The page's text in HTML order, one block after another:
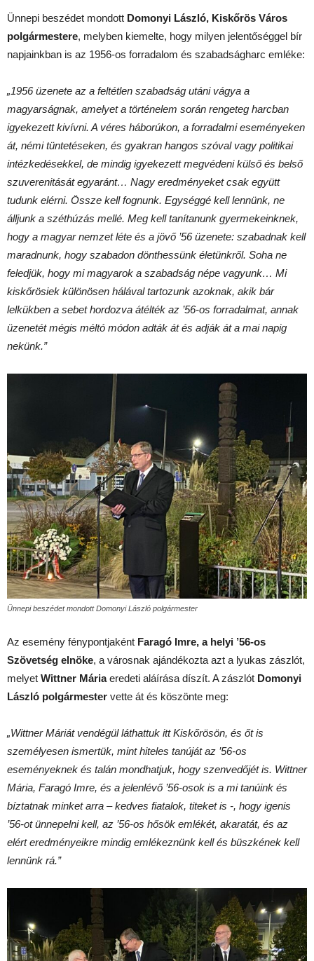
Ünnepi beszédet mondott Domonyi László, Kiskőrös Város
polgármestere, melyben kiemelte, hogy milyen jelentőséggel bír
napjainkban is az 1956-os forradalom és szabadságharc emléke:
„1956 üzenete az a feltétlen szabadság utáni vágya a
magyarságnak, amelyet a történelem során rengeteg harcban
igyekezett kivívni. A véres háborúkon, a forradalmi eseményeken
át, némi tüntetéseken, és gyakran hangos szóval vagy politikai
intézkedésekkel, de mindig igyekezett megvédeni külső és belső
szuverenitását egyaránt… Nagy eredményeket csak együtt
tudunk elérni. Össze kell fognunk. Egységgé kell lennünk, ne
álljunk a széthúzás mellé. Meg kell tanítanunk gyermekeinknek,
hogy a magyar nemzet léte és a jövő ’56 üzenete: szabadnak kell
maradnunk, hogy szabadon dönthessünk életünkről. Soha ne
feledjük, hogy mi magyarok a szabadság népe vagyunk… Mi
kiskőrösiek különösen hálával tartozunk azoknak, akik bár
lelkükben a sebet hordozva átélték az ’56-os forradalmat, annak
üzenetét mégis méltó módon adták át és adják át a mai napig
nekünk.”
Ünnepi beszédet mondott Domonyi László polgármester
Az esemény fénypontjaként Faragó Imre, a helyi ’56-os
Szövetség elnöke, a városnak ajándékozta azt a lyukas zászlót,
melyet Wittner Máriaeredeti aláírása díszít. A zászlót Domonyi
László polgármester vette át és köszönte meg:
„Wittner Máriát vendégül láthattuk itt Kiskőrösön, és őt is
személyesen ismertük, mint hiteles tanúját az ’56-os
eseményeknek és talán mondhatjuk, hogy szenvedőjét is. Wittner
Mária, Faragó Imre, és a jelenlévő ’56-osok is a mi tanúink és
bíztatnak minket arra – kedves fiatalok, titeket is -, hogy igenis
’56-ot ünnepelni kell, az ’56-os hősök emlékét, akaratát, és az
elért eredményeikre mindig emlékeznünk kell és büszkének kell
lennünk rá.”